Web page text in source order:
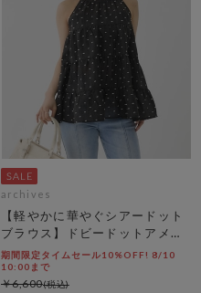
archives
【軽やかに華やぐシアードット
ブラウス】ドビードットアメス
リティアードブラウス
期間限定タイムセール10%OFF! 8/10
10:00まで
￥6,600